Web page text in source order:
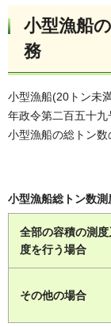
小型漁船
務
小型漁船(20トン未
年政令第二百五十九
小型漁船の総トン数
小型漁船総トン数測
全部の容積の測
度を行う場合
その他の場合